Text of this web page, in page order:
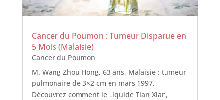
Cancer du Poumon : Tumeur Disparue en
5 Mois (Malaisie)
Cancer du Poumon
M. Wang Zhou Hong, 63 ans, Malaisie : tumeur
pulmonaire de 3×2 cm en mars 1997.
Découvrez comment le Liquide Tian Xian,